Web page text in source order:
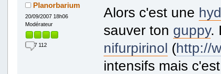
Planorbarium
20/09/2007 18h06
Modérateur
7 112
Alors c'est une
sauver ton guppy.
nifurpirinol (http://
intensifs mais